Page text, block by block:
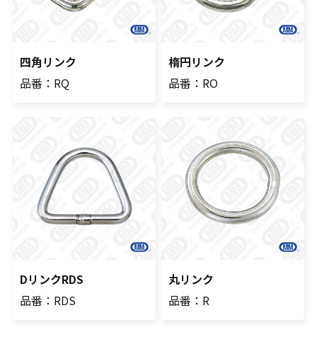
四角リンク
品番：RQ
楕円リンク
品番：RO
DリンクRDS
品番：RDS
丸リンク
品番：R